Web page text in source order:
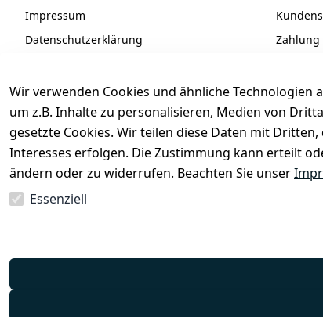
Wir verwenden Cookies und ähnliche Technologien
um z.B. Inhalte zu personalisieren, Medien von
gesetzte Cookies. Wir teilen diese Daten mit
Interesses erfolgen. Die Zustimmung kann erteilt
ändern oder zu widerrufen. Beachten Sie unser
Essenziell
Impressum
Datenschutzerklärung
Zahlung
Unsere
FAQ